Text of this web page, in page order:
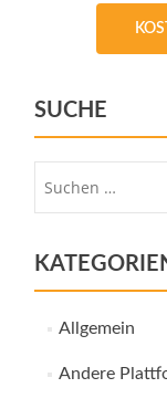
SUCHE
Allgemein
Andere